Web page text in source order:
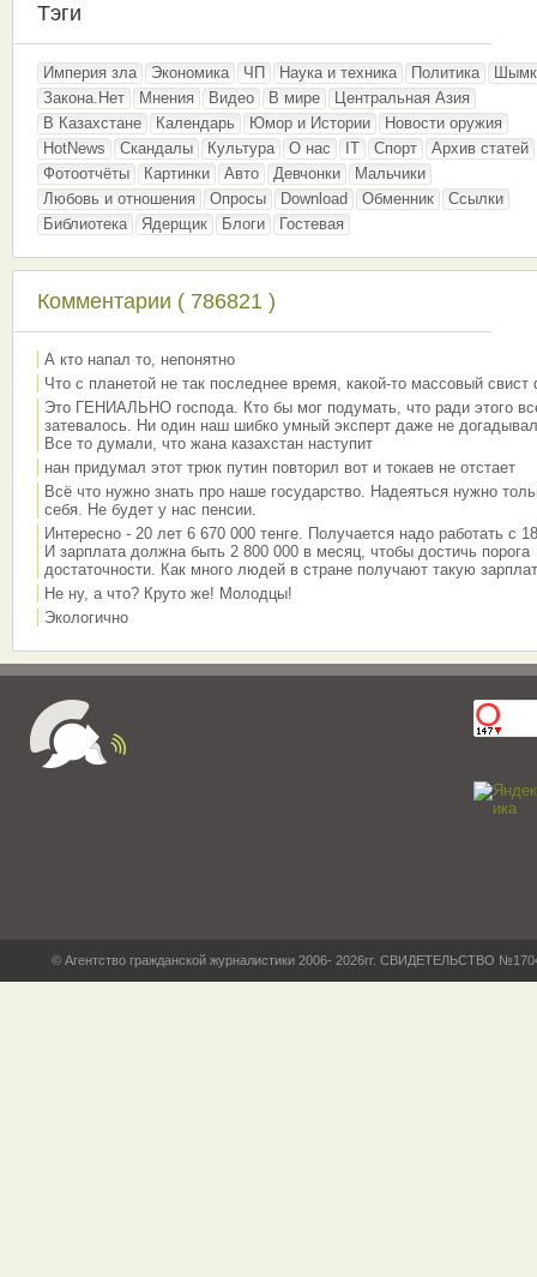
Тэги
Империя зла Экономика ЧП Наука и техника Политика
Закона.Нет
Мнения Видео В мире
Центральная Азия
В Казахстане
Календарь Юмор и Истории
Новости оружия
HotNews
Скандалы Культура О нас IT Спорт
Архив статей
Фотоотчёты
Картинки Авто Девчонки
Мальчики
Любовь и отношения
Опросы Download Обменник
Ссылки
Библиотека
Ядерщик Блоги Гостевая
Комментарии ( 786821 )
А кто напал то, непонятно
Что с планетой не так последнее время, какой-то массовый свист
Это ГЕНИАЛЬНО господа. Кто бы мог подумать, что ради этого
затевалось. Ни один наш шибко умный эксперт даже не
Все то думали, что жана казахстан наступит
нан придумал этот трюк путин повторил вот и токаев не отстает
Всё что нужно знать про наше государство. Надеяться нужно
себя. Не будет у нас пенсии.
Интересно - 20 лет 6 670 000 тенге. Получается надо работать с
И зарплата должна быть 2 800 000 в месяц, чтобы достичь порога
достаточности. Как много людей в стране получают такую
Не ну, а что? Круто же! Молодцы!
Экологично
© Агентство гражданской журналистики 2006- 2026гг. СВИДЕТЕЛЬСТВО